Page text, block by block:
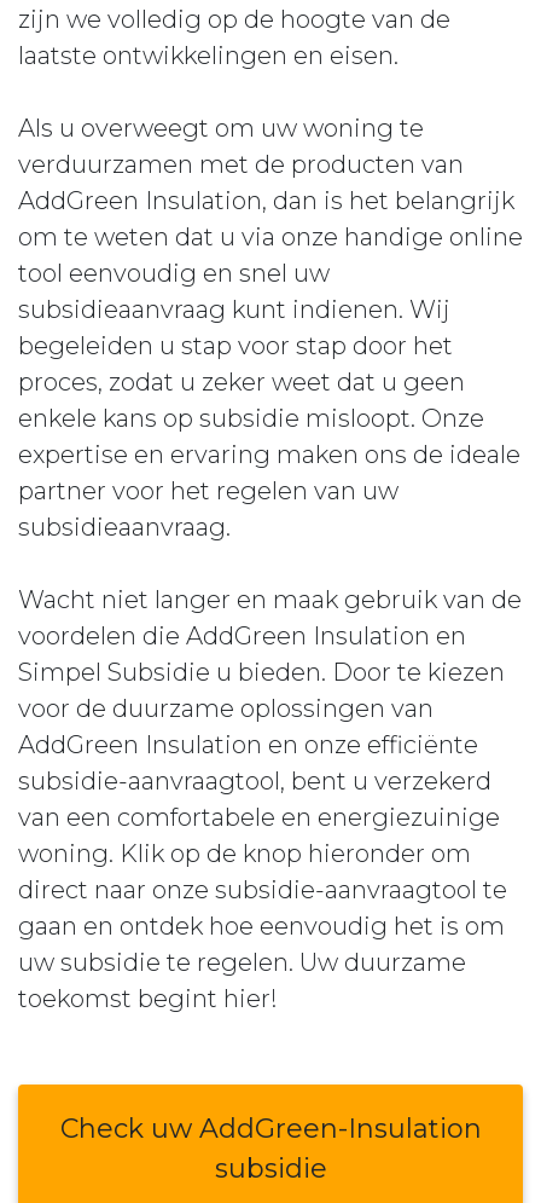
zijn we volledig op de hoogte van de
laatste ontwikkelingen en eisen.
Als u overweegt om uw woning te
verduurzamen met de producten van
AddGreen Insulation, dan is het belangrijk
om te weten dat u via onze handige online
tool eenvoudig en snel uw
subsidieaanvraag kunt indienen. Wij
begeleiden u stap voor stap door het
proces, zodat u zeker weet dat u geen
enkele kans op subsidie misloopt. Onze
expertise en ervaring maken ons de ideale
partner voor het regelen van uw
subsidieaanvraag.
Wacht niet langer en maak gebruik van de
voordelen die AddGreen Insulation en
Simpel Subsidie u bieden. Door te kiezen
voor de duurzame oplossingen van
AddGreen Insulation en onze efficiënte
subsidie-aanvraagtool, bent u verzekerd
van een comfortabele en energiezuinige
woning. Klik op de knop hieronder om
direct naar onze subsidie-aanvraagtool te
gaan en ontdek hoe eenvoudig het is om
uw subsidie te regelen. Uw duurzame
toekomst begint hier!
Check uw AddGreen-Insulation
subsidie